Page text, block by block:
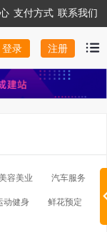
支付方式 联系我们
登录 注册
容美业 汽车服务
动健身 鲜花预定